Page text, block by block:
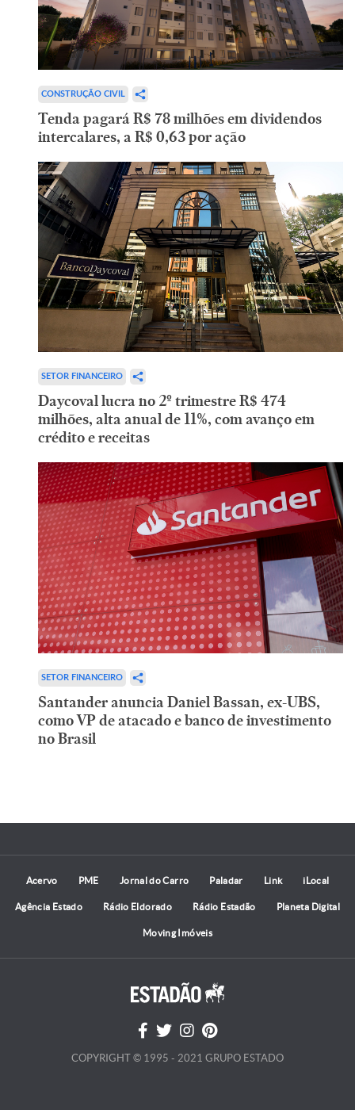
CONSTRUÇÃO CIVIL
Tenda pagará R$ 78 milhões em dividendos
intercalares, a R$ 0,63 por ação
SETOR FINANCEIRO
Daycoval lucra no 2º trimestre R$ 474
milhões, alta anual de 11%, com avanço em
crédito e receitas
SETOR FINANCEIRO
Santander anuncia Daniel Bassan, ex-UBS,
como VP de atacado e banco de investimento
no Brasil
Acervo PME Jornal do Carro Paladar Link iLocal
Agência Estado Rádio Eldorado Rádio Estadão Planeta Digital
Moving Imóveis
COPYRIGHT © 1995 - 2021 GRUPO ESTADO